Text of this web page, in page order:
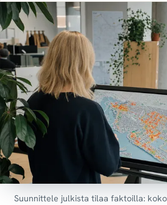
Suunnittele julkista tilaa faktoilla: